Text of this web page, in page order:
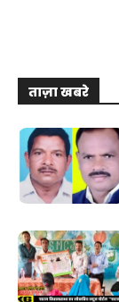
ताज़ा खबरे